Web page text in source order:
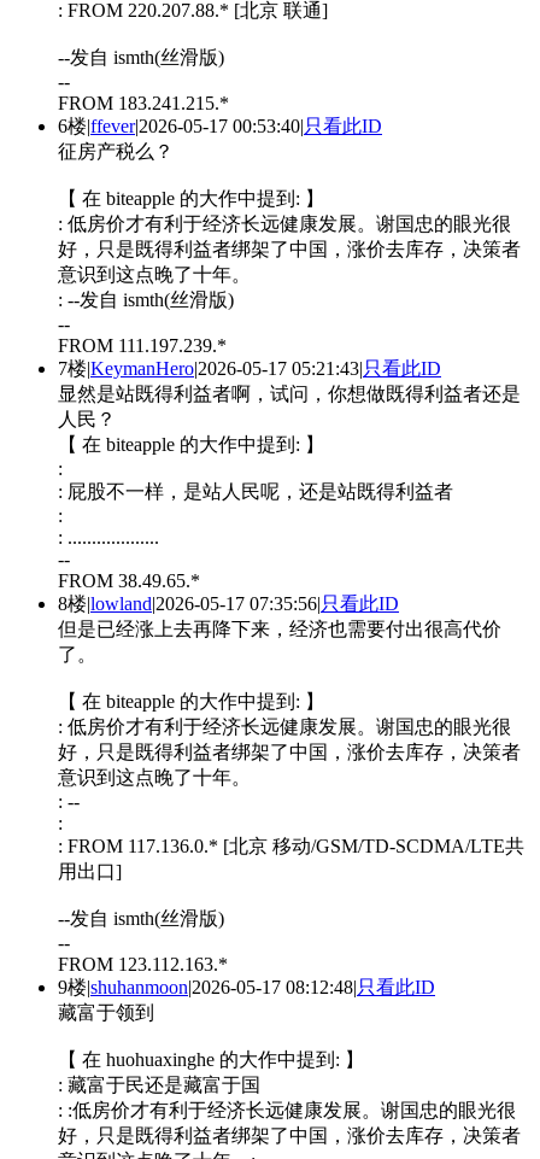
: FROM 220.207.88.* [北京 联通]
--发自 ismth(丝滑版)
--
FROM 183.241.215.*
6楼|ffever|2026-05-17 00:53:40|只看此ID
征房产税么？
【 在 biteapple 的大作中提到: 】
: 低房价才有利于经济长远健康发展。谢国忠的眼光很
好，只是既得利益者绑架了中国，涨价去库存，决策者
意识到这点晚了十年。
: --发自 ismth(丝滑版)
--
FROM 111.197.239.*
7楼|KeymanHero|2026-05-17 05:21:43|只看此ID
显然是站既得利益者啊，试问，你想做既得利益者还是
人民？
【 在 biteapple 的大作中提到: 】
:
: 屁股不一样，是站人民呢，还是站既得利益者
:
: ...................
--
FROM 38.49.65.*
8楼|lowland|2026-05-17 07:35:56|只看此ID
但是已经涨上去再降下来，经济也需要付出很高代价
了。
【 在 biteapple 的大作中提到: 】
: 低房价才有利于经济长远健康发展。谢国忠的眼光很
好，只是既得利益者绑架了中国，涨价去库存，决策者
意识到这点晚了十年。
: --
:
: FROM 117.136.0.* [北京 移动/GSM/TD-SCDMA/LTE共
用出口]
--发自 ismth(丝滑版)
--
FROM 123.112.163.*
9楼|shuhanmoon|2026-05-17 08:12:48|只看此ID
藏富于领到
【 在 huohuaxinghe 的大作中提到: 】
: 藏富于民还是藏富于国
: :低房价才有利于经济长远健康发展。谢国忠的眼光很
好，只是既得利益者绑架了中国，涨价去库存，决策者